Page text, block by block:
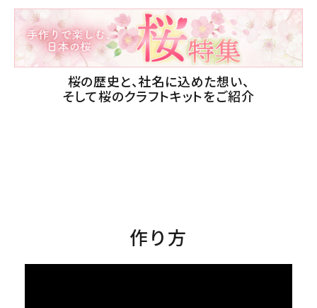
桜の歴史と、社名に込めた想い、
そして桜のクラフトキットをご紹介
作り方